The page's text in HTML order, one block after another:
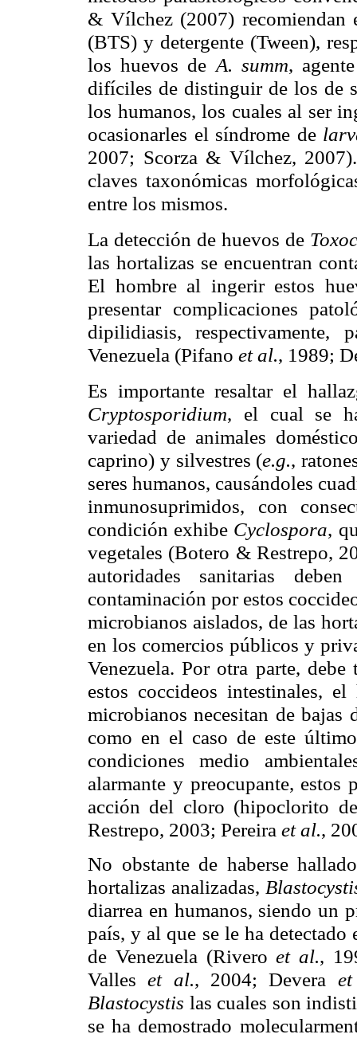
& Vílchez (2007) recomiendan
(BTS) y detergente (Tween),
los huevos de A. summ,
difíciles de distinguir de los de
los humanos, los cuales al ser
ocasionarles el síndrome de
2007; Scorza & Vílchez,
claves taxonómicas
entre los mismos.
La detección de huevos de
las hortalizas se encuentran
El hombre al ingerir estos
presentar complicaciones
dipilidiasis, respectivamente,
Venezuela (Pifano et al., 1989;
Es importante resaltar el
Cryptosporidium, el cual se
variedad de animales
caprino) y silvestres (e.g.,
seres humanos, causándoles
inmunosuprimidos, con
condición exhibe Cyclospora,
vegetales (Botero & Restrepo,
autoridades sanitarias
contaminación por estos
microbianos aislados, de las
en los comercios públicos y
Venezuela. Por otra parte,
estos coccideos intestinales,
microbianos necesitan de bajas
como en el caso de este
condiciones medio
alarmante y preocupante, estos
acción del cloro (hipoclorito
Restrepo, 2003; Pereira et al.,
No obstante de haberse
hortalizas analizadas,
diarrea en humanos, siendo un
país, y al que se le ha detectado
de Venezuela (Riveroet al.,
Valleset al., 2004; Devera
Blastocystis las cuales son
se ha demostrado